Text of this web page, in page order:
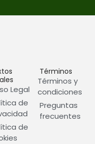
Legal
de
de
Términos
Términos y
condiciones
Preguntas
frecuentes